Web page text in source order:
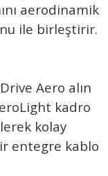
aerodinamik
ile birleştirir.
Aero alın
kadro
kolay
entegre kablo